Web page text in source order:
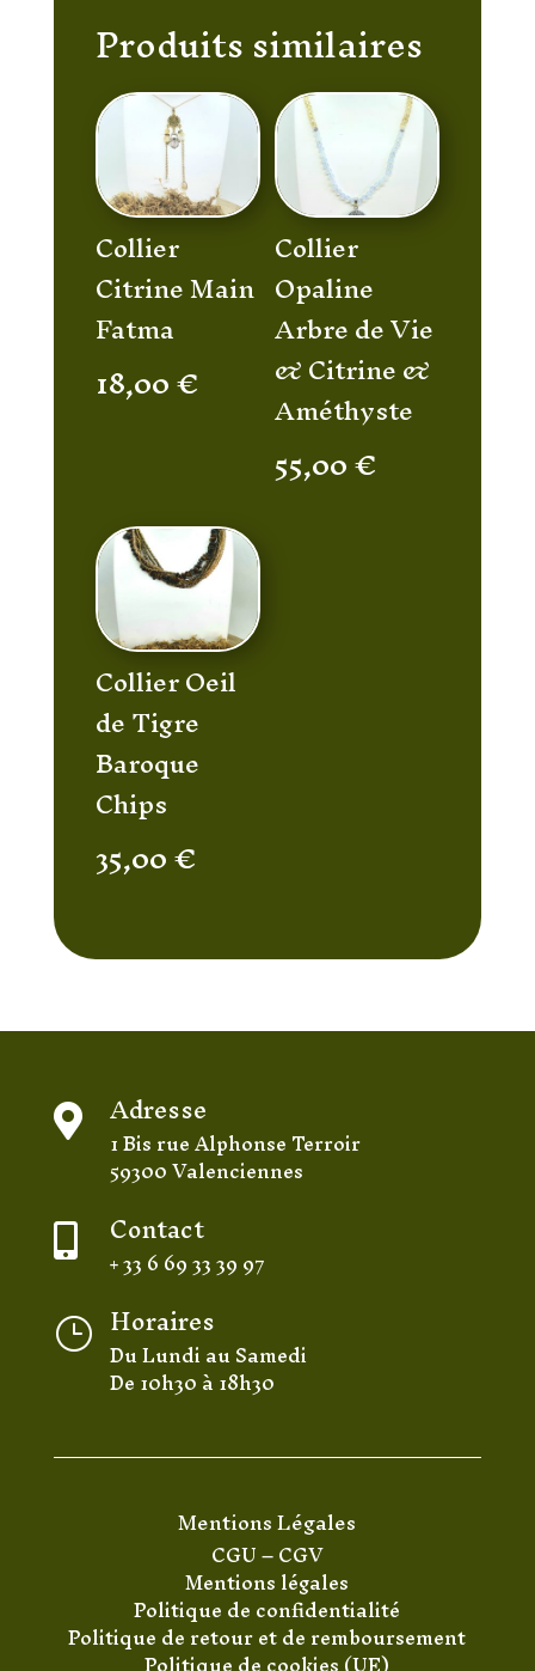
Produits similaires
Collier
Citrine Main
Fatma
18,00€
Collier
Opaline
Arbre de Vie
& Citrine &
Améthyste
55,00€
Collier Oeil
de Tigre
Baroque
Chips
35,00€
 Adresse
1 Bis rue Alphonse Terroir
59300 Valenciennes
 Contact
+ 33 6 69 33 39 97
} Horaires
Du Lundi au Samedi
De 10h30 à 18h30
Mentions Légales
CGU–CGV
Mentions légales
Politique de confidentialité
Politique de retour et de remboursement